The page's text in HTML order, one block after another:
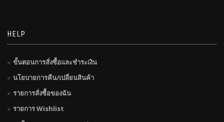
HELP
ขั้นตอนการสั่งซื้อและชำระเงิน
นโยบายการคืน/เปลี่ยนสินค้า
รายการสั่งซื้อของฉัน
รายการ Wishlist